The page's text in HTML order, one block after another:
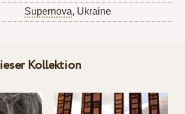
Supernova, Ukraine
Kollektion